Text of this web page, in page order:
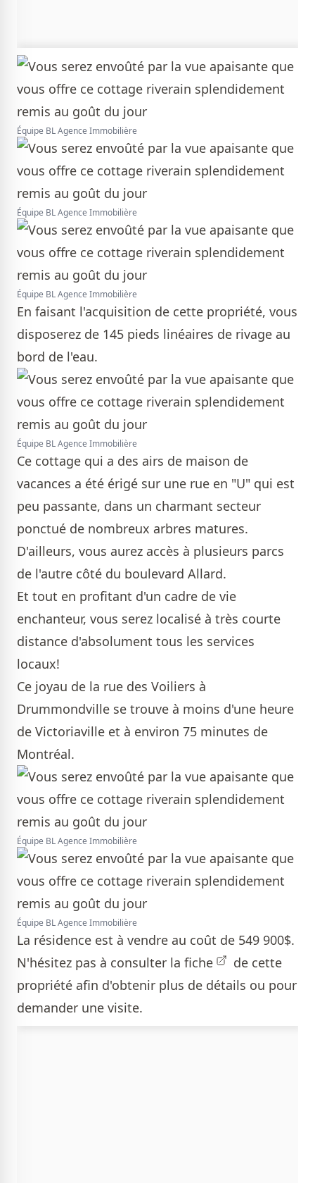
Équipe BL Agence Immobilière
Équipe BL Agence Immobilière
Équipe BL Agence Immobilière
En faisant l'acquisition de cette propriété, vous
disposerez de 145 pieds linéaires de rivage au
bord de l'eau.
Équipe BL Agence Immobilière
Ce cottage qui a des airs de maison de
vacances a été érigé sur une rue en "U" qui est
peu passante, dans un charmant secteur
ponctué de nombreux arbres matures.
D'ailleurs, vous aurez accès à plusieurs parcs
de l'autre côté du boulevard Allard.
Et tout en profitant d'un cadre de vie
enchanteur, vous serez localisé à très courte
distance d'absolument tous les services
locaux!
Ce joyau de la rue des Voiliers à
Drummondville se trouve à moins d'une heure
de Victoriaville et à environ 75 minutes de
Montréal.
Équipe BL Agence Immobilière
Équipe BL Agence Immobilière
La résidence est à vendre au coût de 549 900$.
N'hésitez pas à consulter la fiche
de cette
propriété afin d'obtenir plus de détails ou pour
demander une visite.